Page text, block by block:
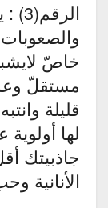
خاصّ
مستقلّ
قليلة
لها
جاذبيتك
الأنانية